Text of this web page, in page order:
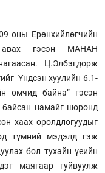
оны Ерөнхийлөгчийн
авах гэсэн МАНАН
Ц.Элбэгдорж
Үндсэн хуулийн 6.1-
өмчид байна” гэсэн
байсан намайг шоронд
хаах оролдлогуудыг
түмний мэдэлд гэж
бол тухайн үеийн
маягаар гуйвуулж